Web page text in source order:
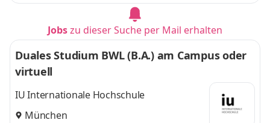
Jobszu dieser Suche per Mail erhalten
Duales Studium BWL (B.A.) am Campus oder
virtuell
IU Internationale Hochschule
München